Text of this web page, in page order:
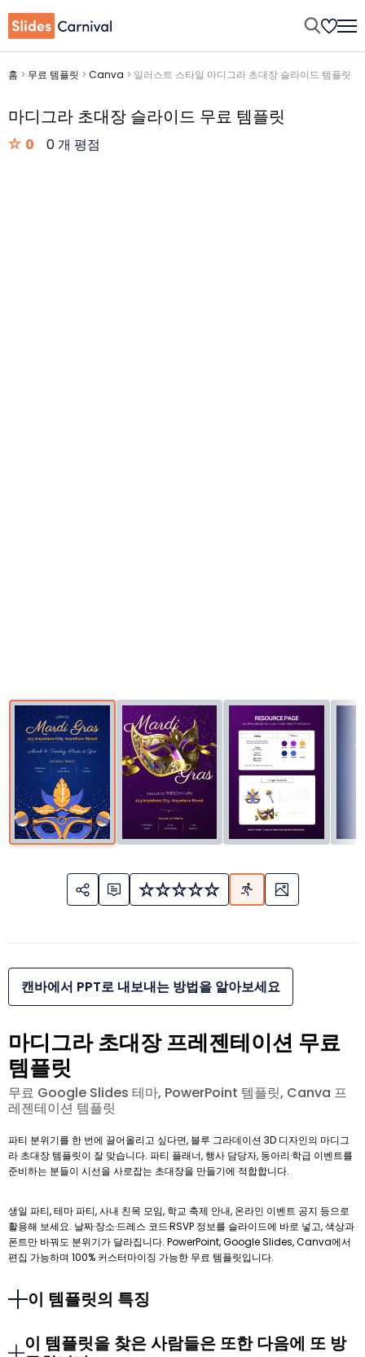
홈 > 무료 템플릿 > Canva > 일러스트 스타일 마디그라 초대장 슬라이드 템플릿
마디그라 초대장 슬라이드 무료 템플릿
0 0 개 평점
캔바에서 PPT로 내보내는 방법을 알아보세요
마디그라 초대장 프레젠테이션 무료
템플릿
무료 Google Slides 테마, PowerPoint 템플릿, Canva 프
레젠테이션 템플릿
파티 분위기를 한 번에 끌어올리고 싶다면, 블루 그라데이션 3D 디자인의 마디그
라 초대장 템플릿이 잘 맞습니다. 파티 플래너, 행사 담당자, 동아리·학급 이벤트를
준비하는 분들이 시선을 사로잡는 초대장을 만들기에 적합합니다.
생일 파티, 테마 파티, 사내 친목 모임, 학교 축제 안내, 온라인 이벤트 공지 등으로
활용해 보세요. 날짜·장소·드레스 코드·RSVP 정보를 슬라이드에 바로 넣고, 색상과
폰트만 바꿔도 분위기가 달라집니다. PowerPoint, Google Slides, Canva에서
편집 가능하며 100% 커스터마이징 가능한 무료 템플릿입니다.
이 템플릿의 특징
이 템플릿을 찾은 사람들은 또한 다음에 또 방